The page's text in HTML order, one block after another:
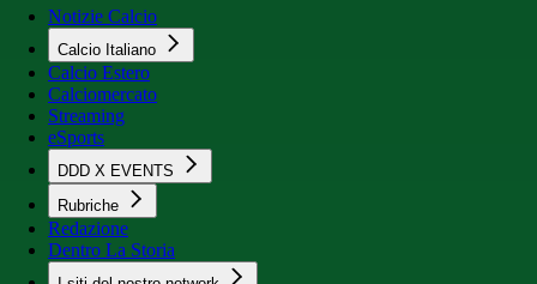
Notizie Calcio
Calcio Italiano
Calcio Estero
Calciomercato
Streaming
eSports
DDD X EVENTS
Rubriche
Redazione
Dentro La Storia